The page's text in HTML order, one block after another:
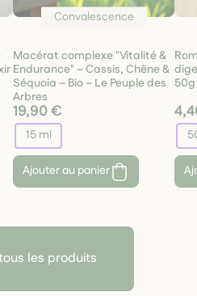
Convalescence
Macérat complexe "Vitalité &
Endurance" – Cassis, Chêne &
Séquoia – Bio – Le Peuple des
Arbres
19,90 €
15 ml
Ajouter au panier
50g
les produits